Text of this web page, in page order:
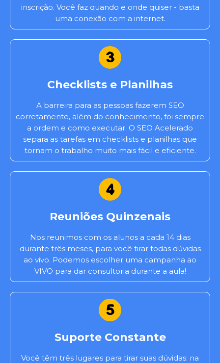
inscrição. Você faz quando e onde quiser - basta
uma conexão com a internet.
Checklists e Planilhas
A barreira para as pessoas fazerem SEO
corretamente, além do conhecimento, foi sempre
a ordem e como executar. O SEO Acelerado
separa as tarefas em checklists e planilhas que
tornam o trabalho muito mais fácil e eficiente.
Reuniões Quinzenais
Nos reunimos com os alunos a cada 14 dias
durante três meses, para você tirar todas dúvidas
ao vivo. Podemos escolher uma campanha ao
VIVO para dar consultoria durante a aula!
Suporte Constante
Você têm três lugares para tirar suas dúvidas: na